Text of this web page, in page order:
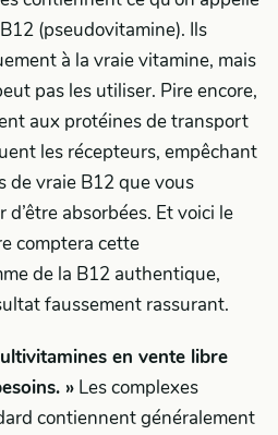
(pseudovitamine). Ils
à la vraie vitamine, mais
pas les utiliser. Pire encore,
aux protéines de transport
les récepteurs, empêchant
de vraie B12 que vous
absorbées. Et voici le
comptera cette
de la B12 authentique,
faussement rassurant.
en vente libre
» Les complexes
contiennent généralement